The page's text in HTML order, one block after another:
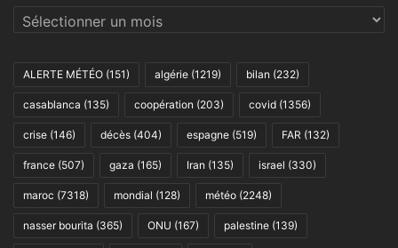
Archives
ALERTE MÉTÉO (151) algérie (1219) bilan (232)
casablanca (135) coopération (203) covid (1356)
crise (146) décès (404) espagne (519) FAR (132)
france (507) gaza (165) Iran (135) israel (330)
maroc (7318) mondial (128) météo (2248)
nasser bourita (365) ONU (167) palestine (139)